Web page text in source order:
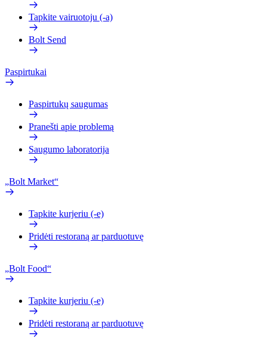
Tapkite vairuotoju (-a)
Bolt Send
Paspirtukai
Paspirtukų saugumas
Pranešti apie problemą
Saugumo laboratorija
„Bolt Market“
Tapkite kurjeriu (-e)
Pridėti restoraną ar parduotuvę
„Bolt Food“
Tapkite kurjeriu (-e)
Pridėti restoraną ar parduotuvę